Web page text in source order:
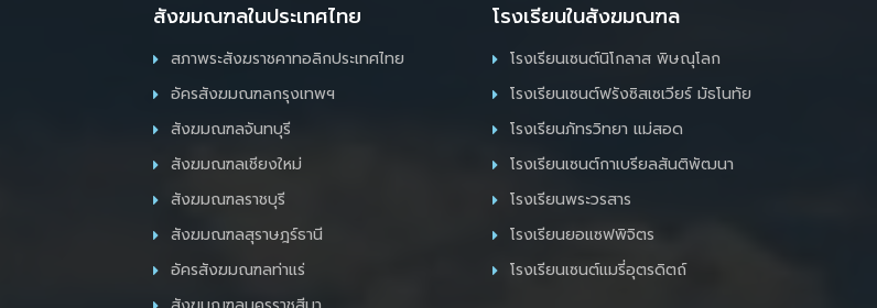
สังฆมณฑลในประเทศไทย
สภาพระสังฆราชคาทอลิกประเทศไทย
อัครสังฆมณฑลกรุงเทพฯ
สังฆมณฑลจันทบุรี
สังฆมณฑลเชียงใหม่
สังฆมณฑลราชบุรี
สังฆมณฑลสุราษฎร์ธานี
อัครสังฆมณฑลท่าแร่
โรงเรียนในสังฆมณฑล
โรงเรียนเซนต์นิโกลาส พิษณุโลก
โรงเรียนเซนต์ฟรังซิสเซเวียร์ มัธโนทัย
โรงเรียนภัทรวิทยา แม่สอด
โรงเรียนเซนต์กาเบรียลสันติพัฒนา
โรงเรียนพระวรสาร
โรงเรียนยอแซฟพิจิตร
โรงเรียนเซนต์แมรี่อุตรดิตถ์